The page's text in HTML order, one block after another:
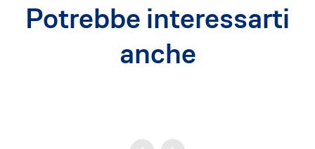
Potrebbe interessarti
anche